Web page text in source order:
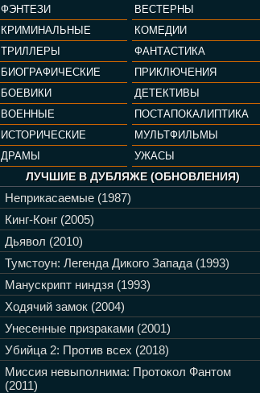
ФЭНТЕЗИ
ВЕСТЕРНЫ
КРИМИНАЛЬНЫЕ
КОМЕДИИ
ТРИЛЛЕРЫ
ФАНТАСТИКА
БИОГРАФИЧЕСКИЕ
ПРИКЛЮЧЕНИЯ
БОЕВИКИ
ДЕТЕКТИВЫ
ВОЕННЫЕ
ПОСТАПОКАЛИПТИКА
ИСТОРИЧЕСКИЕ
МУЛЬТФИЛЬМЫ
ДРАМЫ
УЖАСЫ
ЛУЧШИЕ В ДУБЛЯЖЕ (ОБНОВЛЕНИЯ)
Неприкасаемые (1987)
Кинг-Конг (2005)
Дьявол (2010)
Тумстоун: Легенда Дикого Запада (1993)
Манускрипт ниндзя (1993)
Ходячий замок (2004)
Унесенные призраками (2001)
Убийца 2: Против всех (2018)
Миссия невыполнима: Протокол Фантом
(2011)